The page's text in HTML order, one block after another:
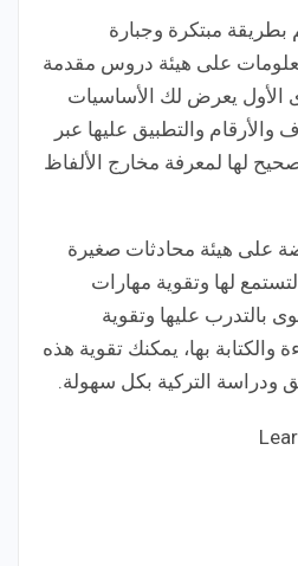
بطريقة مبتكرة وجبارة
على هيئة دروس مقدمة
الأول يعرض لك الأساسيات
والأرقام والتطبيق عليها عبر
لها لمعرفة مخارج الألفاظ
على هيئة محادثات صغيرة
لها وتقوية مهارات
بالتدرب عليها وتقوية
والكتابة بها، يمكنك تقوية هذه
ودراسة التركية بكل سهولة.